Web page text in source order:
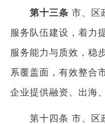
第十三条 市、区
服务队伍建设，着力
服务能力与质效，稳
系覆盖面，有效整合
企业提供融资、出海
第十四条 市、区